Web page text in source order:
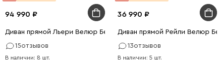
94 990
Диван прямой Льери Велюр Бежевый
15отзывов
В наличии: 8 шт.
36 990
Диван прямой Рейли Велюр
13отзывов
В наличии: 5 шт.